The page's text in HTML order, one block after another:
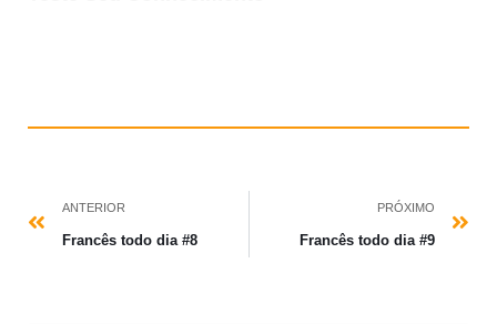
ANTERIOR
Francês todo dia #8
PRÓXIMO
Francês todo dia #9